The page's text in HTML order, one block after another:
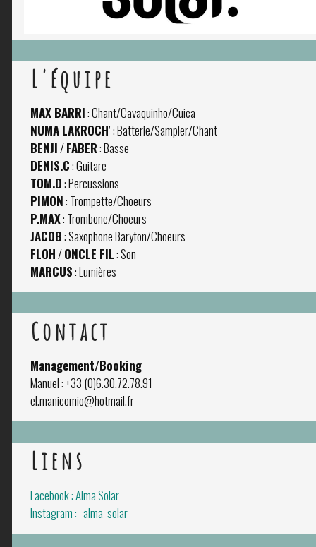
L'équipe
MAX BARRI: Chant/Cavaquinho/Cuica
NUMA LAKROCH': Batterie/Sampler/Chant
BENJI/FABER: Basse
DENIS.C: Guitare
TOM.D: Percussions
PIMON: Trompette/Choeurs
P.MAX: Trombone/Choeurs
JACOB: Saxophone Baryton/Choeurs
FLOH/ONCLE FIL: Son
MARCUS: Lumières
Contact
Management/Booking
Manuel : +33 (0)6.30.72.78.91
el.manicomio@hotmail.fr
Liens
Facebook : Alma Solar
Instagram : _alma_solar